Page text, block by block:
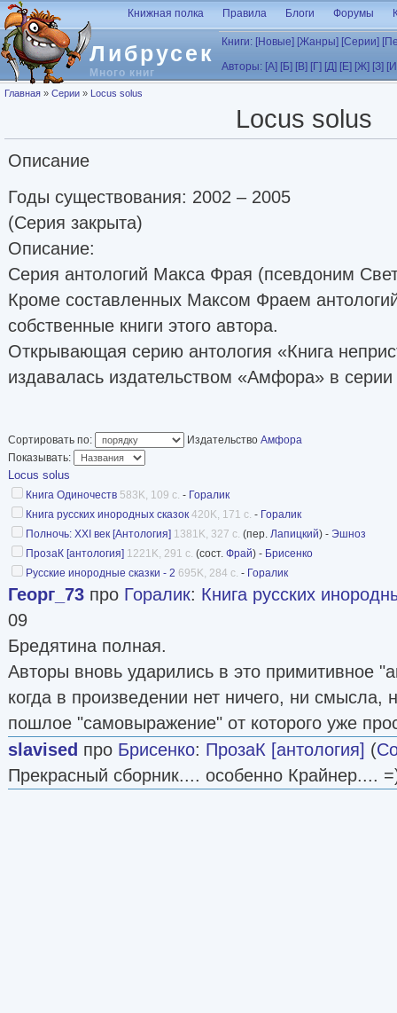
Перейти к основному содержанию
Либрусек
Много книг
Книжная полка Правила Блоги Форумы
Книги: [Новые] [Жанры] [Серии]
Авторы: [А] [Б] [В] [Г] [Д] [Е] [Ж] [З]
Вы здесь
Главная » Серии » Locus solus
Locus solus
Описание
Годы существования: 2002 – 2005
(Серия закрыта)
Описание:
Серия антологий Макса Фрая (псевдоним
Кроме составленных Максом Фраем
собственные книги этого автора.
Открывающая серию антология «Книга
издавалась издательством «Амфора» в
Антологии «Книга русских инородных
сказки» включают значительное число
идентичными не являются.
Оформление изданий схоже до степени
«10 путешествий (+ дополнения)»,
«Амфора» в 2002 — 2003 годах.
Иллюстрации на обложках некоторых
Кузнецовым.
Дизайн В. Назарова, оформление А.
«Locus solus» размещена на авантитуле
Издания в твердой обложке; формат 60x90/
врак» издавалась в размере общего для
размерами 221х133х20 мм.
Издания отсортированы в алфавитном
Сортировать по: Издательство Амфора
Показывать:
Locus solus
Книга Одиночеств 583K, 109 с. - Горалик
Книга русских инородных сказок 420K, 171 с. - Горалик
Полночь: XXI век [Антология] 1381K, 327 с. (пер. Лапицкий) - Эшноз
ПрозаК [антология] 1221K, 291 с. (сост. Фрай) - Брисенко
Русские инородные сказки - 2 695K, 284 с. - Горалик
Георг_73 про Горалик: Книга русских
09
Бредятина полная.
Авторы вновь ударились в это примитивное
когда в произведении нет ничего, ни
пошлое "самовыражение" от которого уже
slavised про Брисенко: ПрозаК [антология] (
Прекрасный сборник.... особенно Крайнер....